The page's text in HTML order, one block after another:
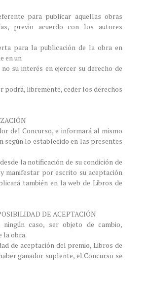
para publicar aquellas obras
previo acuerdo con los autores
para la publicación de la obra en
en un
su interés en ejercer su derecho de
podrá, libremente, ceder los derechos
del Concurso, e informará al mismo
lo establecido en las presentes
la notificación de su condición de
manifestar por escrito su aceptación
también en la web de Libros de
DE ACEPTACIÓN
caso, ser objeto de cambio,
la obra.
de aceptación del premio, Libros de
ganador suplente, el Concurso se